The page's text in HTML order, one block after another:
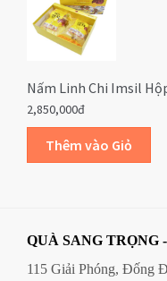
Nấm Linh Chi Imsil
2,850,000đ
QUÀ SANG TRỌNG
115 Giải Phóng, Đống